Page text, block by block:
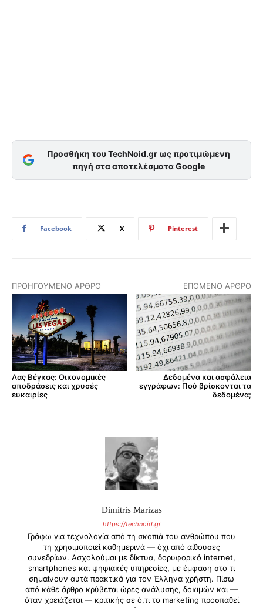
Προσθήκη του TechNoid.gr ως προτιμώμενη
πηγή στα αποτελέσματα Google
Facebook X Pinterest
ΠΡΟΗΓΟΎΜΕΝΟ ΆΡΘΡΟ
Λας Βέγκας: Οικονομικές
αποδράσεις και χρυσές
ευκαιρίες
ΕΠΌΜΕΝΟ ΆΡΘΡΟ
Δεδομένα και ασφάλεια
εγγράφων: Πού βρίσκονται τα
δεδομένα;
Dimitris Marizas
https://technoid.gr
Γράφω για τεχνολογία από τη σκοπιά του ανθρώπου που
τη χρησιμοποιεί καθημερινά — όχι από αίθουσες
συνεδρίων. Ασχολούμαι με δίκτυα, δορυφορικό internet,
smartphones και ψηφιακές υπηρεσίες, με έμφαση στο τι
σημαίνουν αυτά πρακτικά για τον Έλληνα χρήστη. Πίσω
από κάθε άρθρο κρύβεται ώρες ανάλυσης, δοκιμών και —
όταν χρειάζεται — κριτικής σε ό,τι το marketing προσπαθεί